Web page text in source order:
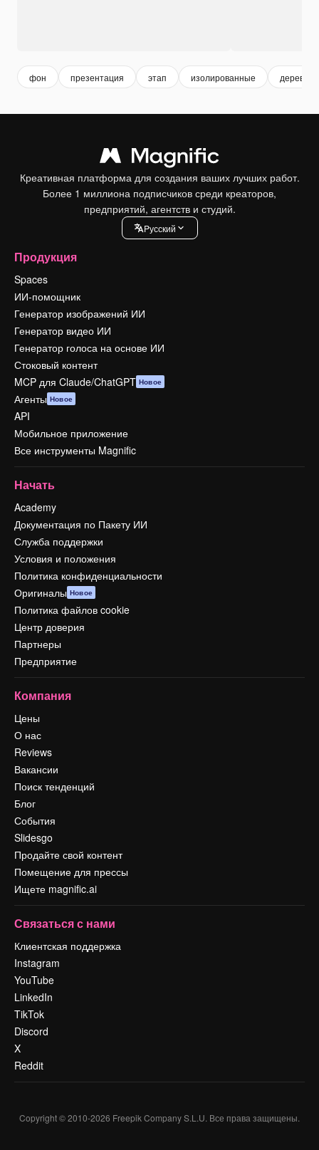
фон презентация этап изолированные
Креативная платформа для создания ваших лучших работ.
Более 1 миллиона подписчиков среди креаторов,
предприятий, агентств и студий.
Pусский
Продукция
Spaces
ИИ-помощник
Генератор изображений ИИ
Генератор видео ИИ
Генератор голоса на основе ИИ
Стоковый контент
MCP для Claude/ChatGPT Новое
Агенты Новое
API
Мобильное приложение
Все инструменты Magnific
Начать
Academy
Документация по Пакету ИИ
Служба поддержки
Условия и положения
Политика конфиденциальности
Оригиналы Новое
Политика файлов cookie
Центр доверия
Партнеры
Предприятие
Компания
Цены
О нас
Reviews
Вакансии
Поиск тенденций
Блог
События
Slidesgo
Продайте свой контент
Помещение для прессы
Ищете magnific.ai
Связаться с нами
Клиентская поддержка
Instagram
YouTube
LinkedIn
TikTok
Discord
X
Reddit
Copyright © 2010-2026 Freepik Company S.L.U. Все права защищены.